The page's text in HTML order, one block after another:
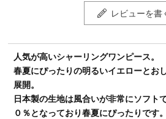
レビューを書
人気が高いシャーリングワンピース。
春夏にぴったりの明るいイエローとお
展開。
日本製の生地は風合いが非常にソフト
０％となっており春夏にぴったりです。